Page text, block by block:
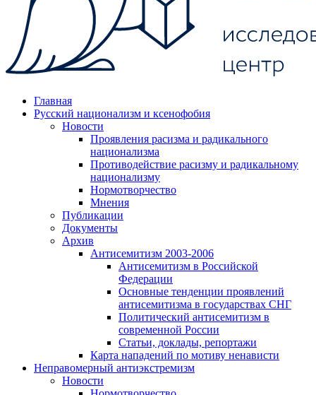
Главная
Русский национализм и ксенофобия
Новости
Проявления расизма и радикального
национализма
Противодействие расизму и радикальному
национализму
Нормотворчество
Мнения
Публикации
Документы
Архив
Антисемитизм 2003-2006
Антисемитизм в Российской
Федерации
Основные тенденции проявлений
антисемитизма в государствах СНГ
Политический антисемитизм в
современной России
Статьи, доклады, репортажи
Карта нападений по мотиву ненависти
Неправомерный антиэкстремизм
Новости